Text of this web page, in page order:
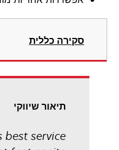
סקירה כללית
תיאור שיווקי
best service